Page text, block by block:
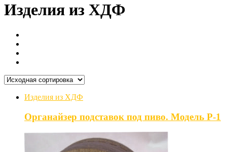
Изделия из ХДФ
Изделия из ХДФ
Органайзер подставок под пиво. Модель P-1